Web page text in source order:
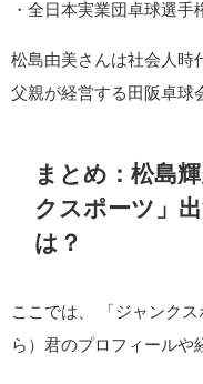
・全日本実業団卓
松島由美さんは社会人時
父親が経営する田阪卓球
まとめ：松島
クスポーツ」
は？
ここでは、 「ジャンク
ら）君のプロフィールや